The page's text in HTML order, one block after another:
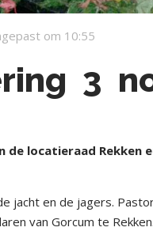
om 10:55
3
de locatieraad Rekken
jacht en de jagers.
van Gorcum te